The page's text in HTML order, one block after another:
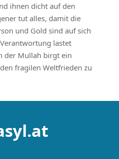
ihnen dicht auf den
tut alles, damit die
und Gold sind auf sich
lastet
der Mullah birgt ein
fragilen Weltfrieden zu